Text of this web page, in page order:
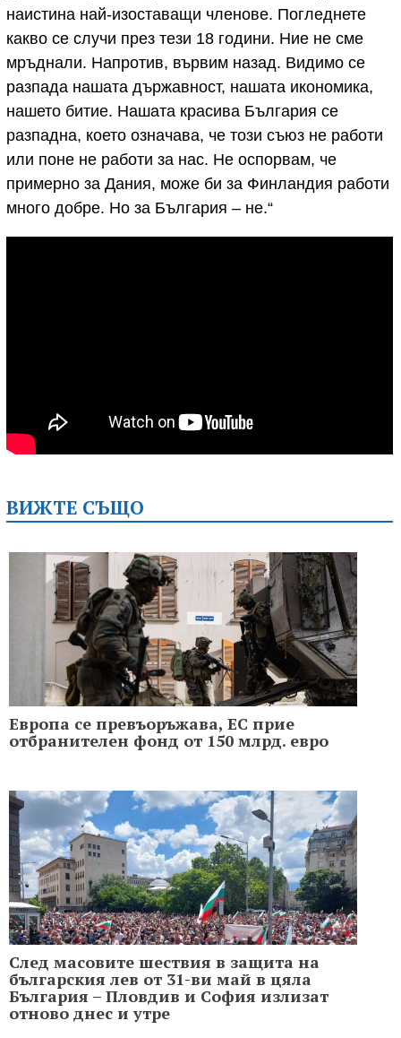
наистина най-изоставащи членове. Погледнете
какво се случи през тези 18 години. Ние не сме
мръднали. Напротив, вървим назад. Видимо се
разпада нашата държавност, нашата икономика,
нашето битие. Нашата красива България се
разпадна, което означава, че този съюз не работи
или поне не работи за нас. Не оспорвам, че
примерно за Дания, може би за Финландия работи
много добре. Но за България – не.“
ВИЖТЕ СЪЩО
Европа се превъоръжава, ЕС прие
отбранителен фонд от 150 млрд. евро
След масовите шествия в защита на
българския лев от 31-ви май в цяла
България – Пловдив и София излизат
отново днес и утре